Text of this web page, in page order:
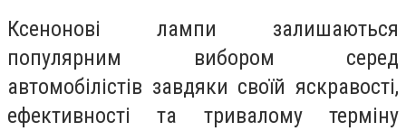
Ксенонові лампи залишаються
популярним вибором серед
автомобілістів завдяки своїй яскравості,
ефективності та тривалому терміну